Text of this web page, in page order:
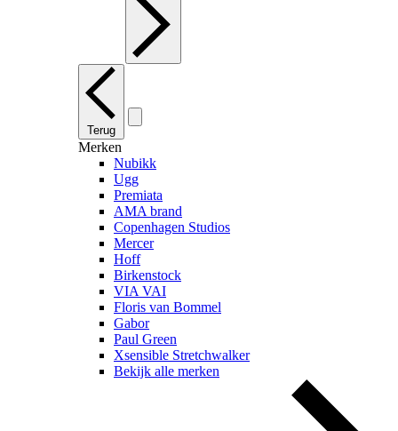
Terug
Merken
Nubikk
Ugg
Premiata
AMA brand
Copenhagen Studios
Mercer
Hoff
Birkenstock
VIA VAI
Floris van Bommel
Gabor
Paul Green
Xsensible Stretchwalker
Bekijk alle merken